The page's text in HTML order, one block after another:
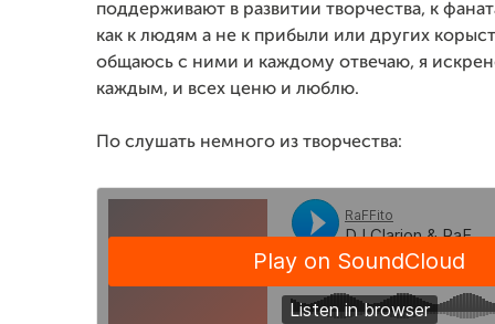
поддерживают в развитии творчества, к
как к людям а не к прибыли или других
общаюсь с ними и каждому отвечаю, я
каждым, и всех ценю и люблю.
По слушать немного из творчества: